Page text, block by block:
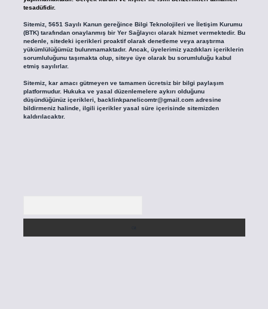
tesadüfidir.
Sitemiz, 5651 Sayılı Kanun gereğince Bilgi Teknolojileri ve İletişim Kurumu
(BTK) tarafından onaylanmış bir Yer Sağlayıcı olarak hizmet vermektedir. Bu
nedenle, sitedeki içerikleri proaktif olarak denetleme veya araştırma
yükümlülüğümüz bulunmamaktadır. Ancak, üyelerimiz yazdıkları içeriklerin
sorumluluğunu taşımakta olup, siteye üye olarak bu sorumluluğu kabul
etmiş sayılırlar.
Sitemiz, kar amacı gütmeyen ve tamamen ücretsiz bir bilgi paylaşım
platformudur. Hukuka ve yasal düzenlemelere aykırı olduğunu
düşündüğünüz içerikleri, backlinkpanelicomtr@gmail.comadresine
bildirmeniz halinde, ilgili içerikler yasal süre içerisinde sitemizden
kaldırılacaktır.